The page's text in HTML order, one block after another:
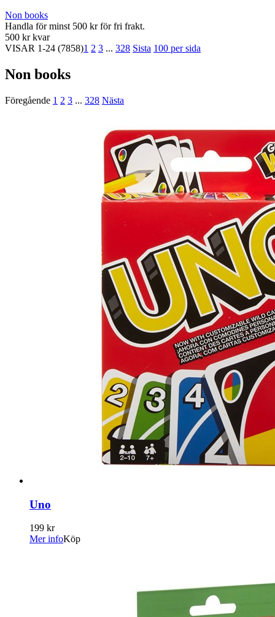
Non books
Handla för minst 500 kr för fri frakt.
500 kr kvar
VISAR 1-24 (7858)1 2 3 ... 328 Sista 100 per sida
Non books
Föregående 1 2 3 ... 328 Nästa
Uno
199 kr
Mer infoKöp